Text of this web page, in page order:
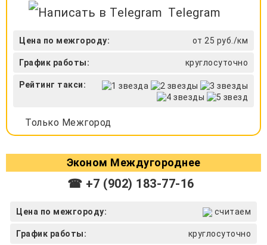
Telegram
Цена по межгороду: от 25 руб./км
График работы: круглосуточно
Рейтинг такси:
Только Межгород
Эконом Междугороднее
☎ +7 (902) 183-77-16
Цена по межгороду: считаем
График работы: круглосуточно